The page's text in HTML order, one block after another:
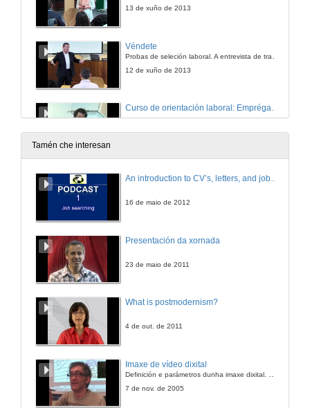
13 de xuño de 2013
Véndete
Probas de seleción laboral. A entrevista de traballo: actitude para enfrentármonos á entrevista laboral. Preparación da entrevista laboral. Dinámicas
12 de xuño de 2013
Curso de orientación laboral: Emprégate. E agora que? Enfócate
21 de xuño de 2013
Tamén che interesan
An introduction to CV’s, letters, and job searching
16 de maio de 2012
Presentación da xornada
23 de maio de 2011
What is postmodernism?
4 de out. de 2011
Imaxe de vídeo dixital
Definición e parámetros dunha imaxe dixital. Resolución e Aspecto. Profundidade da cor. Compresión. Frame por segundo. Entrelazado. Campos, cadros
7 de nov. de 2005